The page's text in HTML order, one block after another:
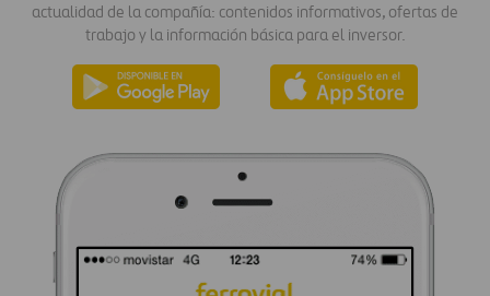
actualidad de la compañía: contenidos informativos, ofertas de
trabajo y la información básica para el inversor.